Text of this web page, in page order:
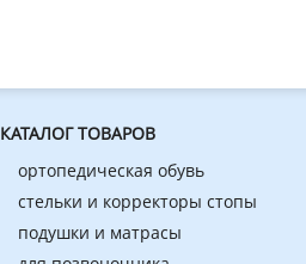
КАТАЛОГ ТОВАРОВ
ортопедическая обувь
стельки и корректоры стопы
подушки и матрасы